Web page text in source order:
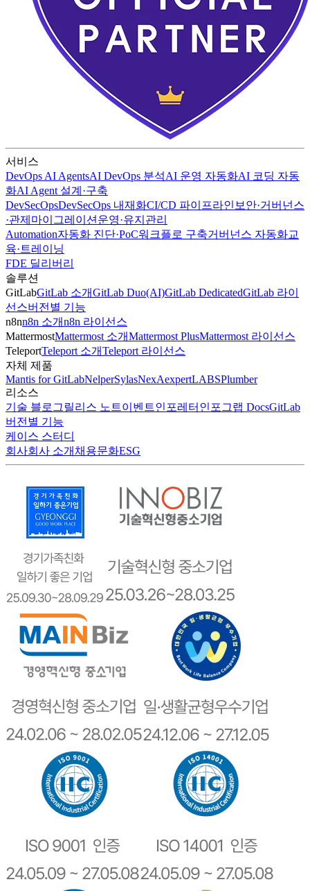
서비스
DevOps AI AgentsAI DevOps 분석AI 운영 자동화AI 코딩 자동
화AI Agent 설계·구축
DevSecOpsDevSecOps 내재화CI/CD 파이프라인 보안·거버넌스
·관제 마이그레이션 운영·유지관리
Automation자동화 진단·PoC워크플로 구축거버넌스 자동화교
육·트레이닝
FDE 딜리버리
솔루션
GitLabGitLab 소개GitLab Duo(AI)GitLab DedicatedGitLab 라이
선스버전별 기능
n8nn8n 소개n8n 라이선스
MattermostMattermost 소개Mattermost PlusMattermost 라이선스
TeleportTeleport 소개Teleport 라이선스
자체 제품
Mantis for GitLabNelperSylasNexAexpertLABSPlumber
리소스
기술 블로그 릴리스 노트이벤트인포레터 인포그랩 DocsGitLab
버전별 기능
케이스 스터디
회사회사 소개 채용문화ESG